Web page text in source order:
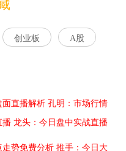
创业板 A股
面直播解析 孔明：市场行情
播 龙头：今日盘中实战直播
走势免费分析 推手：今日大